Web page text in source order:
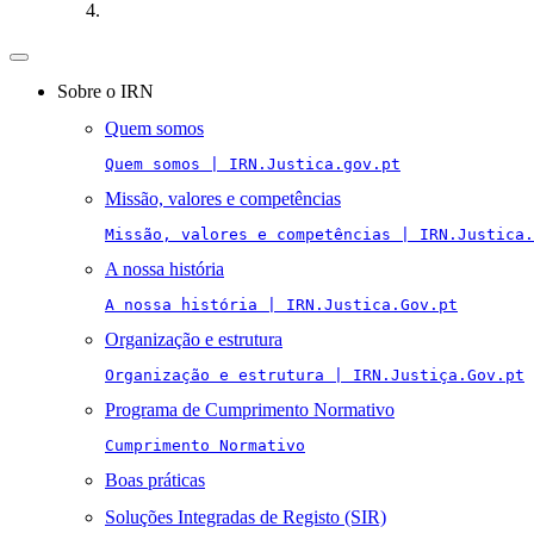
Toggle
navigationSobre o IRN
Quem somos
Quem somos | IRN.Justica.gov.pt
Missão, valores e competências
Missão, valores e competências |
A nossa história
A nossa história | IRN.Justica.Gov.pt
Organização e estrutura
Organização e estrutura | IRN.Justiça.Gov.pt
Programa de Cumprimento Normativo
Cumprimento Normativo
Boas práticas
Soluções Integradas de Registo (SIR)